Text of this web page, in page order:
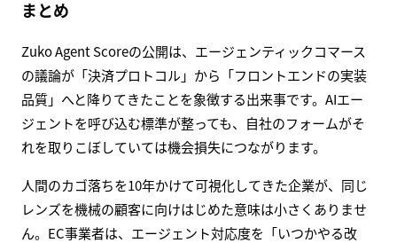
まとめ
Zuko Agent Scoreの公開は、エージェンティックコマース
の議論が「決済プロトコル」から「フロントエンドの実装
品質」へと降りてきたことを象徴する出来事です。AIエー
ジェントを呼び込む標準が整っても、自社のフォームがそ
れを取りこぼしていては機会損失につながります。
人間のカゴ落ちを10年かけて可視化してきた企業が、同じ
レンズを機械の顧客に向けはじめた意味は小さくありませ
ん。EC事業者は、エージェント対応度を「いつかやる改